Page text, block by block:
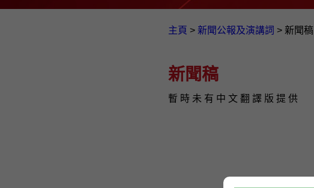
主頁 > 新聞公報及演講詞 > 新聞稿
新聞稿
暫 時 未 有 中 文 翻 譯 版 提 供